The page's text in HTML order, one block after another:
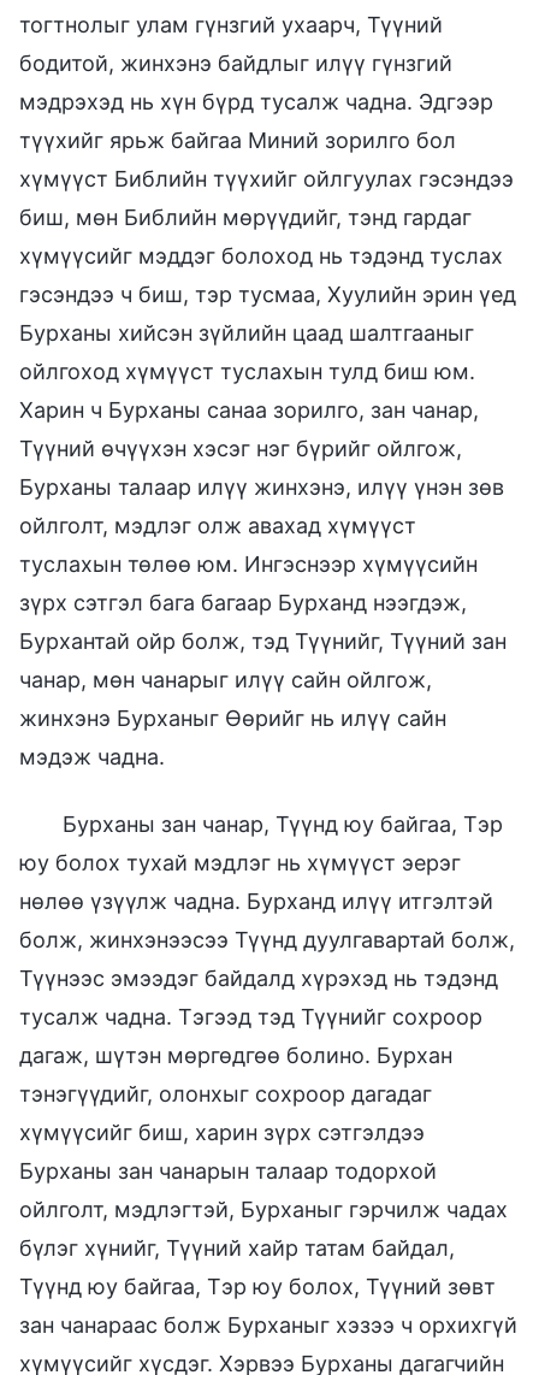
тогтнолыг улам гүнзгий ухаарч, Түүний
бодитой, жинхэнэ байдлыг илүү гүнзгий
мэдрэхэд нь хүн бүрд тусалж чадна. Эдгээр
түүхийг ярьж байгаа Миний зорилго бол
хүмүүст Библийн түүхийг ойлгуулах гэсэндээ
биш, мөн Библийн мөрүүдийг, тэнд гардаг
хүмүүсийг мэддэг болоход нь тэдэнд туслах
гэсэндээ ч биш, тэр тусмаа, Хуулийн эрин үед
Бурханы хийсэн зүйлийн цаад шалтгааныг
ойлгоход хүмүүст туслахын тулд биш юм.
Харин ч Бурханы санаа зорилго, зан чанар,
Түүний өчүүхэн хэсэг нэг бүрийг ойлгож,
Бурханы талаар илүү жинхэнэ, илүү үнэн зөв
ойлголт, мэдлэг олж авахад хүмүүст
туслахын төлөө юм. Ингэснээр хүмүүсийн
зүрх сэтгэл бага багаар Бурханд нээгдэж,
Бурхантай ойр болж, тэд Түүнийг, Түүний зан
чанар, мөн чанарыг илүү сайн ойлгож,
жинхэнэ Бурханыг Өөрийг нь илүү сайн
мэдэж чадна.
Бурханы зан чанар, Түүнд юу байгаа, Тэр
юу болох тухай мэдлэг нь хүмүүст эерэг
нөлөө үзүүлж чадна. Бурханд илүү итгэлтэй
болж, жинхэнээсээ Түүнд дуулгавартай болж,
Түүнээс эмээдэг байдалд хүрэхэд нь тэдэнд
тусалж чадна. Тэгээд тэд Түүнийг сохроор
дагаж, шүтэн мөргөдгөө болино. Бурхан
тэнэгүүдийг, олонхыг сохроор дагадаг
хүмүүсийг биш, харин зүрх сэтгэлдээ
Бурханы зан чанарын талаар тодорхой
ойлголт, мэдлэгтэй, Бурханыг гэрчилж чадах
бүлэг хүнийг, Түүний хайр татам байдал,
Түүнд юу байгаа, Тэр юу болох, Түүний зөвт
зан чанараас болж Бурханыг хэзээ ч орхихгүй
хүмүүсийг хүсдэг. Хэрвээ Бурханы дагагчийн